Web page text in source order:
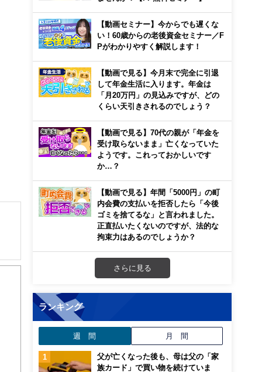
【動画セミナー】今からでも遅くな
い！60歳からの老後資金セミナー／F
Pがわかりやすく解説します！
【動画で見る】今月末で完全に引退
して年金生活に入ります。年金は
「月20万円」の見込みですが、どの
くらい天引きされるのでしょう？
【動画で見る】70代の親が「年金を
受け取らないまま」亡くなっていた
ようです。これっておかしいです
か…？
【動画で見る】年間「5000円」の町
内会費の支払いを拒否したら「今後
ゴミを捨てるな」と言われました。
正直払いたくないのですが、法的な
拘束力はあるのでしょうか？
さらに見る
ランキング
週 間 月 間
父が亡くなった後も、母は父の「家
族カード」で買い物を続けていま